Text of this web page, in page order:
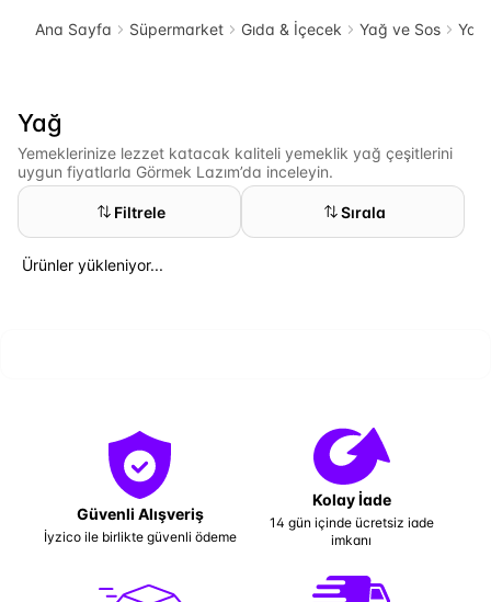
Ana Sayfa Süpermarket Gıda & İçecek Yağ ve Sos Yağ
Yağ
Yemeklerinize lezzet katacak kaliteli yemeklik yağ çeşitlerini
uygun fiyatlarla Görmek Lazım’da inceleyin.
Filtrele Sırala
Ürünler yükleniyor...
Güvenli Alışveriş
İyzico ile birlikte güvenli ödeme
Kolay İade
14 gün içinde ücretsiz iade
imkanı